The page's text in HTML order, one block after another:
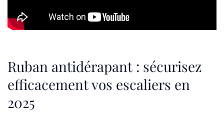
Ruban antidérapant : sécurisez
efficacement vos escaliers en
2025